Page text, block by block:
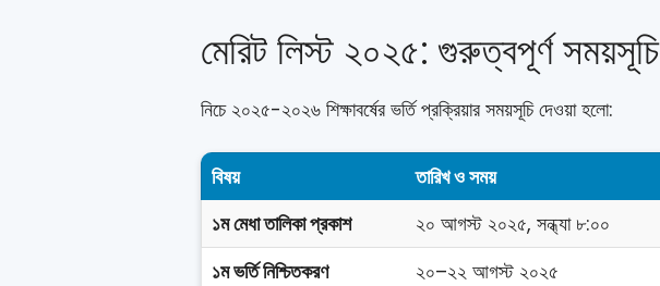
মেরিট লিস্ট ২০২৫: গুরুত্বপূর্ণ সময়সূচি
নিচে ২০২৫-২০২৬ শিক্ষাবর্ষের ভর্তি প্রক্রিয়ার সময়সূচি দেওয়া হলো:
বিষয় তারিখ ও সময়
১ম মেধা তালিকা প্রকাশ
২০ আগস্ট ২০২৫, সন্ধ্যা ৮:০০
১ম ভর্তি নিশ্চিতকরণ
২০–২২ আগস্ট ২০২৫